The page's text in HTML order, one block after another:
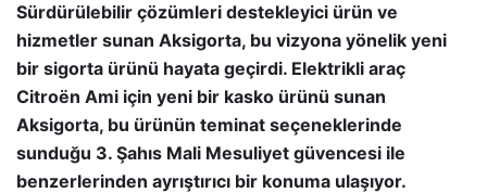
Sürdürülebilir çözümleri destekleyici ürün ve
hizmetler sunan Aksigorta, bu vizyona yönelik yeni
bir sigorta ürünü hayata geçirdi. Elektrikli araç
Citroën Ami için yeni bir kasko ürünü sunan
Aksigorta, bu ürünün teminat seçeneklerinde
sunduğu 3. Şahıs Mali Mesuliyet güvencesi ile
benzerlerinden ayrıştırıcı bir konuma ulaşıyor.